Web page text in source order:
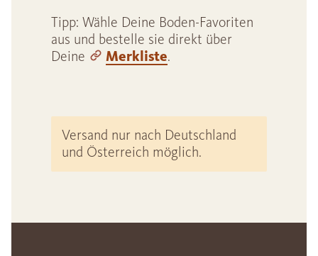
Tipp: Wähle Deine Boden-Favoriten
aus und bestelle sie direkt über
Deine
Merkliste.
Versand nur nach Deutschland
und Österreich möglich.